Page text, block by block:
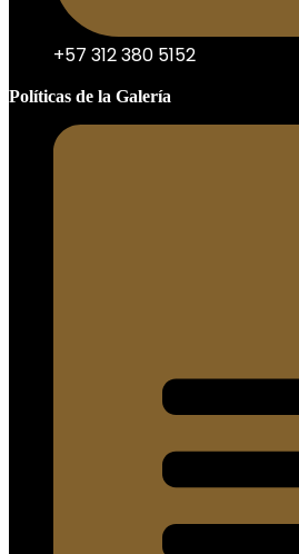
+57 312 380 5152
Políticas de la Galería